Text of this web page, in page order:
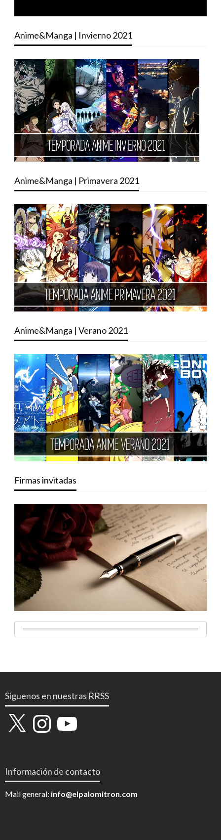
Anime&Manga | Invierno 2021
Anime&Manga | Primavera 2021
Anime&Manga | Verano 2021
Firmas invitadas
Síguenos en nuestras RRSS
X InstagramYouTube
Información de contacto
Mail general: info@elpalomitron.com